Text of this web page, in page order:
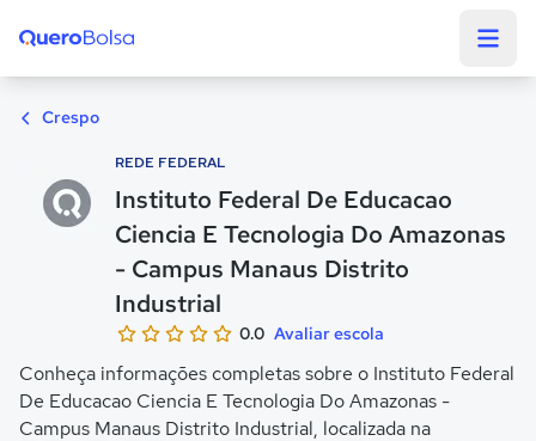
Crespo
REDE FEDERAL
Instituto Federal De Educacao
Ciencia E Tecnologia Do Amazonas
- Campus Manaus Distrito
Industrial
0.0 Avaliar escola
Conheça informações completas sobre o Instituto Federal
De Educacao Ciencia E Tecnologia Do Amazonas -
Campus Manaus Distrito Industrial, localizada na